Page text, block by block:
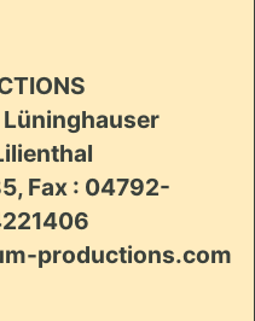
Lüninghauser
Fax : 04792-
productions.com